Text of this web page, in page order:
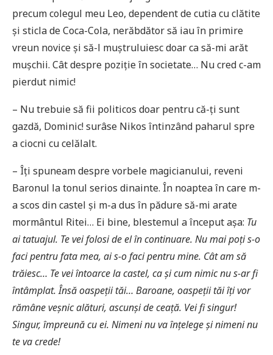
precum colegul meu Leo, dependent de cutia cu clătite
și sticla de Coca-Cola, nerăbdător să iau în primire
vreun novice și să-l muștruluiesc doar ca să-mi arăt
mușchii. Cât despre poziție în societate… Nu cred c-am
pierdut nimic!
– Nu trebuie să fii politicos doar pentru că-ți sunt
gazdă, Dominic! surâse Nikos întinzând paharul spre
a ciocni cu celălalt.
– Îți spuneam despre vorbele magicianului, reveni
Baronul la tonul serios dinainte. În noaptea în care m-
a scos din castel și m-a dus în pădure să-mi arate
mormântul Ritei… Ei bine, blestemul a început așa: Tu
ai tatuajul. Te vei folosi de el în continuare. Nu mai poţi s-o
faci pentru fata mea, ai s-o faci pentru mine. Cât am să
trăiesc… Te vei întoarce la castel, ca şi cum nimic nu s-ar fi
întâmplat. Însă oaspeţii tăi… Baroane, oaspeţii tăi îţi vor
rămâne veşnic alături, ascunşi de ceaţă. Vei fi singur!
Singur, împreună cu ei. Nimeni nu va înţelege şi nimeni nu
te va crede!